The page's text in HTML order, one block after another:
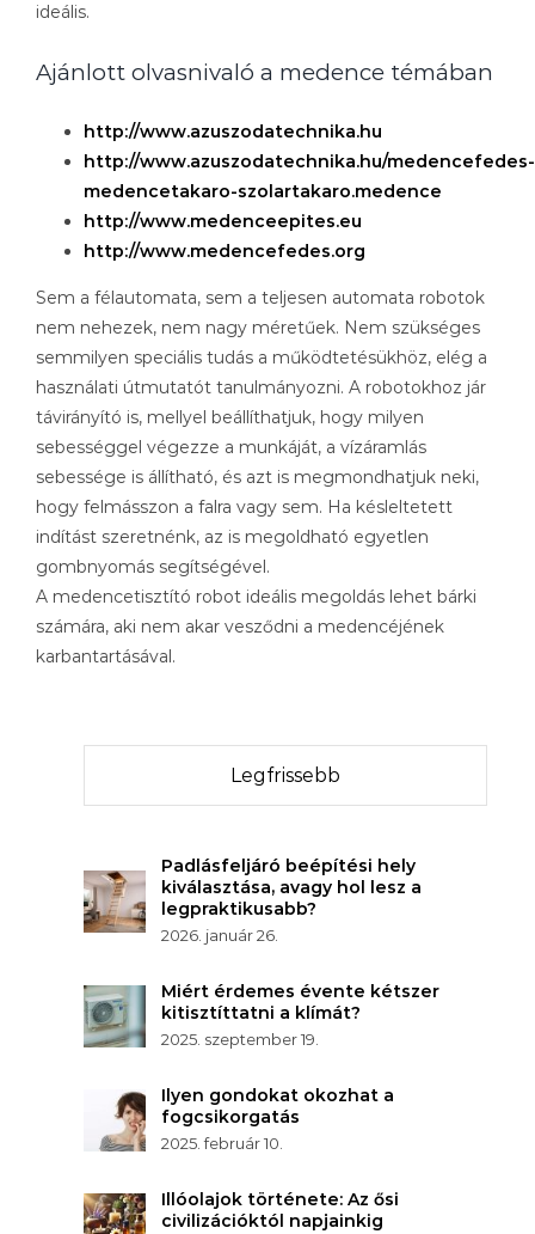
ideális.
Ajánlott olvasnivaló a medence témában
http://www.azuszodatechnika.hu
http://www.azuszodatechnika.hu/medencefedes-
medencetakaro-szolartakaro.medence
http://www.medenceepites.eu
http://www.medencefedes.org
Sem a félautomata, sem a teljesen automata robotok
nem nehezek, nem nagy méretűek. Nem szükséges
semmilyen speciális tudás a működtetésükhöz, elég a
használati útmutatót tanulmányozni. A robotokhoz jár
távirányító is, mellyel beállíthatjuk, hogy milyen
sebességgel végezze a munkáját, a vízáramlás
sebessége is állítható, és azt is megmondhatjuk neki,
hogy felmásszon a falra vagy sem. Ha késleltetett
indítást szeretnénk, az is megoldható egyetlen
gombnyomás segítségével.
A medencetisztító robot ideális megoldás lehet bárki
számára, aki nem akar vesződni a medencéjének
karbantartásával.
Legfrissebb
Padlásfeljáró beépítési hely
kiválasztása, avagy hol lesz a
legpraktikusabb?
2026. január 26.
Miért érdemes évente kétszer
kitisztíttatni a klímát?
2025. szeptember 19.
Ilyen gondokat okozhat a
fogcsikorgatás
2025. február 10.
Illóolajok története: Az ősi
civilizációktól napjainkig